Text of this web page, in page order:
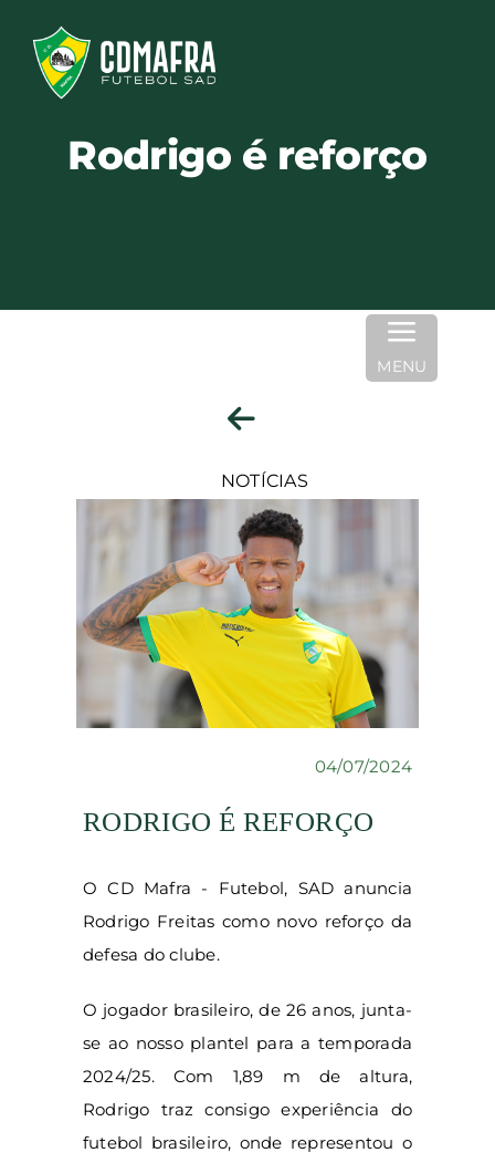
content
MENU
Rodrigo é reforço
NOTÍCIAS
04/07/2024
RODRIGO É REFORÇO
O CD Mafra - Futebol, SAD anuncia
Rodrigo Freitas como novo reforço da
defesa do clube.
O jogador brasileiro, de 26 anos, junta-
se ao nosso plantel para a temporada
2024/25. Com 1,89 m de altura,
Rodrigo traz consigo experiência do
futebol brasileiro, onde representou o